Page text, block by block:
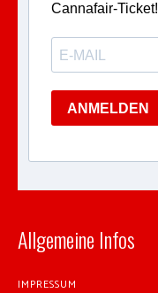
Cannafair-Ticket!
ANMELDEN
Allgemeine Infos
IMPRESSUM